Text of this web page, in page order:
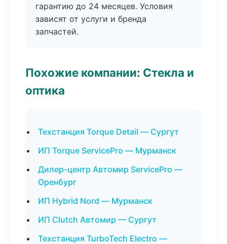
гарантию до 24 месяцев. Условия
зависят от услуги и бренда
запчастей.
Похожие компании: Стекла и
оптика
Техстанция Torque Detail — Сургут
ИП Torque ServicePro — Мурманск
Дилер-центр Автомир ServicePro —
Оренбург
ИП Hybrid Nord — Мурманск
ИП Clutch Автомир — Сургут
Техстанция TurboTech Electro —